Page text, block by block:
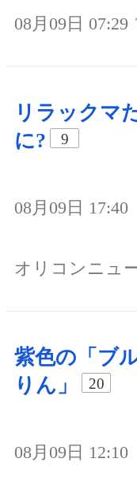
08月09日 07:29
リラックマ
に?
9
08月09日 17:40
オリコンニュ
紫色の「ブ
りん」
20
08月09日 12:10